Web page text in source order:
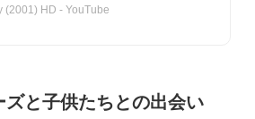
(2001) HD - YouTube
と子供たちとの出会い